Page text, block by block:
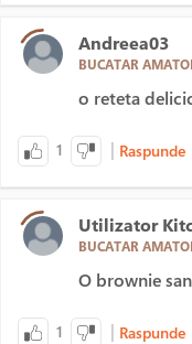
Andreea03
BUCATAR
o reteta
1 | Raspunde
Utilizator
BUCATAR
O brownie
1 | Raspunde